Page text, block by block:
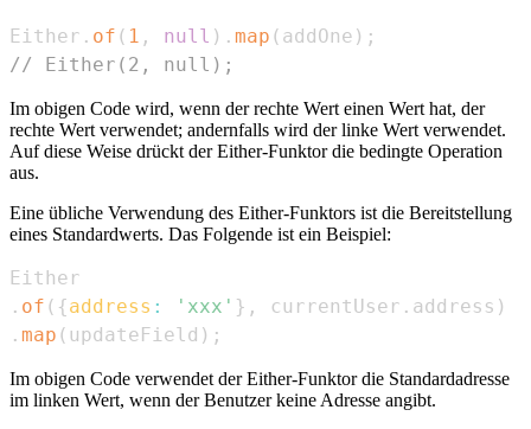
Either . of ( 1 , null ) . map ( addOne ) ;
// Either(2, null);
Im obigen Code wird, wenn der rechte Wert einen Wert hat, der
rechte Wert verwendet; andernfalls wird der linke Wert verwendet.
Auf diese Weise drückt der Either-Funktor die bedingte Operation
aus.
Eine übliche Verwendung des Either-Funktors ist die Bereitstellung
eines Standardwerts. Das Folgende ist ein Beispiel:
Either
. of ( {address : 'xxx' } , currentUser . address )
. map ( updateField ) ;
Im obigen Code verwendet der Either-Funktor die Standardadresse
im linken Wert, wenn der Benutzer keine Adresse angibt.